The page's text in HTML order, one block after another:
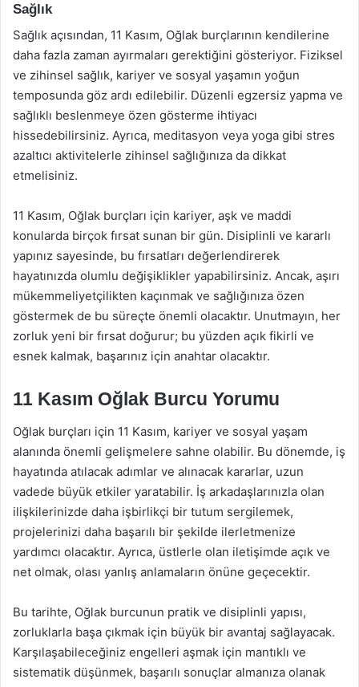
Sağlık
Sağlık açısından, 11 Kasım, Oğlak burçlarının kendilerine
daha fazla zaman ayırmaları gerektiğini gösteriyor. Fiziksel
ve zihinsel sağlık, kariyer ve sosyal yaşamın yoğun
temposunda göz ardı edilebilir. Düzenli egzersiz yapma ve
sağlıklı beslenmeye özen gösterme ihtiyacı
hissedebilirsiniz. Ayrıca, meditasyon veya yoga gibi stres
azaltıcı aktivitelerle zihinsel sağlığınıza da dikkat
etmelisiniz.
11 Kasım, Oğlak burçları için kariyer, aşk ve maddi
konularda birçok fırsat sunan bir gün. Disiplinli ve kararlı
yapınız sayesinde, bu fırsatları değerlendirerek
hayatınızda olumlu değişiklikler yapabilirsiniz. Ancak, aşırı
mükemmeliyetçilikten kaçınmak ve sağlığınıza özen
göstermek de bu süreçte önemli olacaktır. Unutmayın, her
zorluk yeni bir fırsat doğurur; bu yüzden açık fikirli ve
esnek kalmak, başarınız için anahtar olacaktır.
11 Kasım Oğlak Burcu Yorumu
Oğlak burçları için 11 Kasım, kariyer ve sosyal yaşam
alanında önemli gelişmelere sahne olabilir. Bu dönemde, iş
hayatında atılacak adımlar ve alınacak kararlar, uzun
vadede büyük etkiler yaratabilir. İş arkadaşlarınızla olan
ilişkilerinizde daha işbirlikçi bir tutum sergilemek,
projelerinizi daha başarılı bir şekilde ilerletmenize
yardımcı olacaktır. Ayrıca, üstlerle olan iletişimde açık ve
net olmak, olası yanlış anlamaların önüne geçecektir.
Bu tarihte, Oğlak burcunun pratik ve disiplinli yapısı,
zorluklarla başa çıkmak için büyük bir avantaj sağlayacak.
Karşılaşabileceğiniz engelleri aşmak için mantıklı ve
sistematik düşünmek, başarılı sonuçlar almanıza olanak